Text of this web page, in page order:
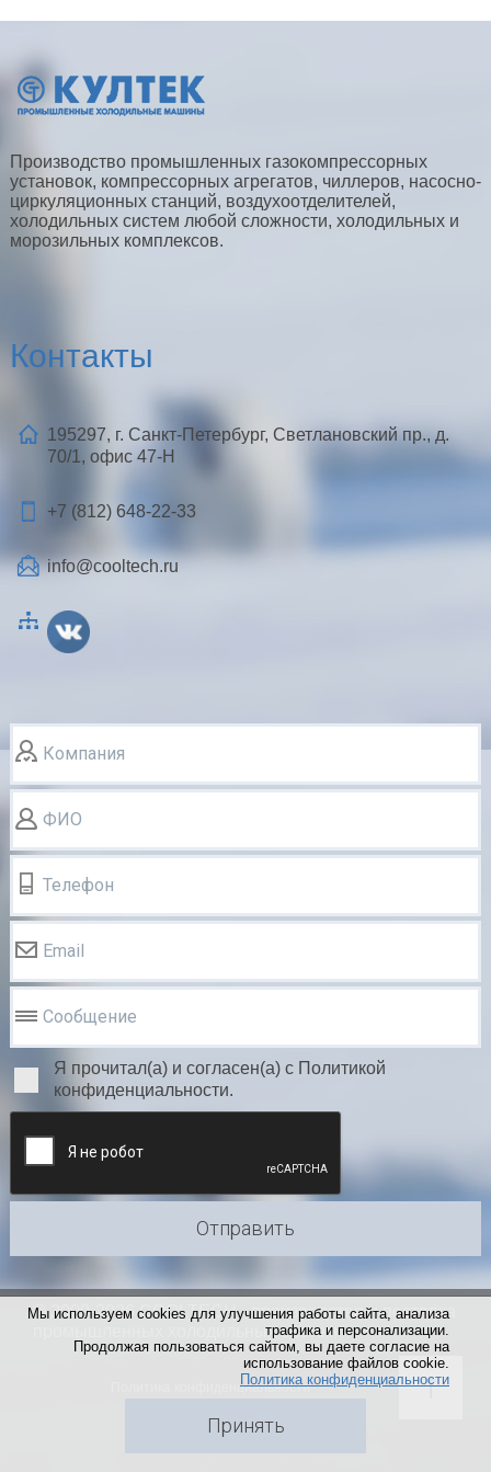
Мы используем cookies для улучшения работы сайта, анализа
трафика и персонализации.
Продолжая пользоваться сайтом, вы даете согласие на
использование файлов cookie.
Политика конфиденциальности
Принять
Производство промышленных газокомпрессорных
установок, компрессорных агрегатов, чиллеров, насосно-
циркуляционных станций, воздухоотделителей,
холодильных систем любой сложности, холодильных и
морозильных комплексов.
Контакты
195297, г. Санкт-Петербург, Светлановский пр., д.
70/1, офис 47-Н
+7 (812) 648-22-33
info@cooltech.ru
Компания
ФИО
Телефон
Email
Сообщение
Я прочитал(а) и согласен(а) с Политикой
конфиденциальности.
Отправить
© 2000-2026 COOLTECH - производство и поставка
промышленных холодильных систем
Политика конфиденциальности
Создание сайта